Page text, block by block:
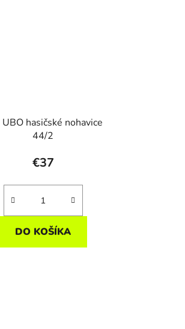
UBO hasičské nohavice
44/2
€37
DO KOŠÍKA